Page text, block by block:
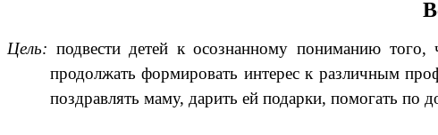
Цель: подвести детей к осознанному пониманию
продолжать формировать интерес к различным
поздравлять маму, дарить ей подарки, помогать по